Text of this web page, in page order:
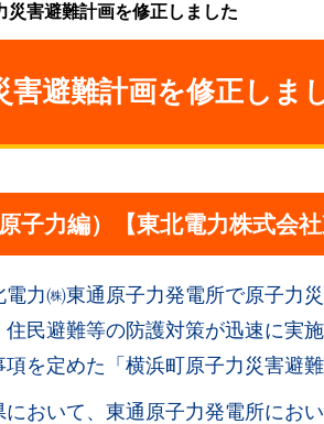
災害避難計画を修正しました
害避難計画を修正しま
子力編）【東北電力株式会社
㈱東通原子力発電所で原子力
民避難等の防護対策が迅速に実
を定めた「横浜町原子力災害避
おいて、東通原子力発電所にお